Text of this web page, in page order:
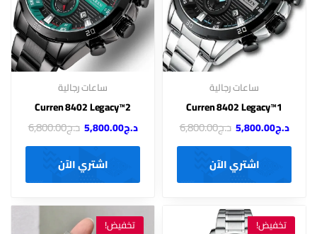
ساعات رجالية
Curren 8402 Legacy™1
د.ج5,800.00 د.ج6,800.00
اشتري الآن
ساعات رجالية
Curren 8402 Legacy™2
د.ج5,800.00 د.ج6,800.00
اشتري الآن
تخفيض! تخفيض!